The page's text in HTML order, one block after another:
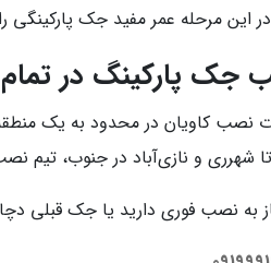
این مرحله عمر مفید جک پارکینگی
جک پارکینگ در تمام
نصب کاویان در محدود به یک منطقه
شهرری و نازی‌آباد در جنوب، تیم
به نصب فوری دارید یا جک قبلی